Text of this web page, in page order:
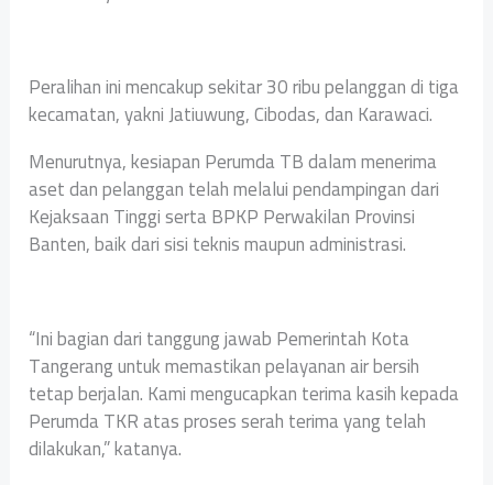
Peralihan ini mencakup sekitar 30 ribu pelanggan di tiga
kecamatan, yakni Jatiuwung, Cibodas, dan Karawaci.
Menurutnya, kesiapan Perumda TB dalam menerima
aset dan pelanggan telah melalui pendampingan dari
Kejaksaan Tinggi serta BPKP Perwakilan Provinsi
Banten, baik dari sisi teknis maupun administrasi.
“Ini bagian dari tanggung jawab Pemerintah Kota
Tangerang untuk memastikan pelayanan air bersih
tetap berjalan. Kami mengucapkan terima kasih kepada
Perumda TKR atas proses serah terima yang telah
dilakukan,” katanya.